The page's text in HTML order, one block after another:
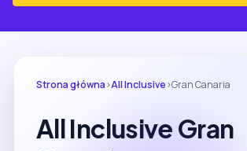
Strona główna›All Inclusive›Gran Canaria
All Inclusive Gran